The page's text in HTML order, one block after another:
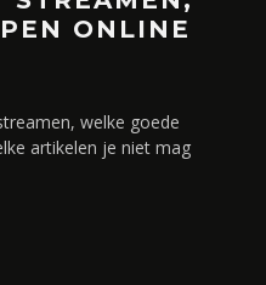
ONLINE
welke goede
artikelen je niet mag